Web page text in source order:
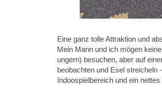
Eine ganz tolle Attraktion und
Mein Mann und ich mögen
ungern) besuchen, aber auf
beobachten und Esel streicheln
Indoospielbereich und ein